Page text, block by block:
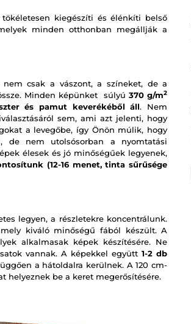
kiegészíti és élénkíti belső
minden otthonban megállják a
csak a vászont, a színeket, de a
Minden képünket súlyú370 g/m2
és pamut keverékéből áll. Nem
sem, ami azt jelenti, hogy
a levegőbe, így Önön múlik, hogy
de nem utolsósorban a nyomtatási
élesek és jó minőségűek legyenek,
(12-16 menet, tinta sűrűsége
legyen, a részletekre koncentrálunk.
kiváló minőségű fából készült. A
alkalmasak képek készítésére. Ne
vannak. A képekkel együtt1-2 db
a hátoldalra kerülnek. A 120 cm-
helyeznek be a keret megerősítésére.